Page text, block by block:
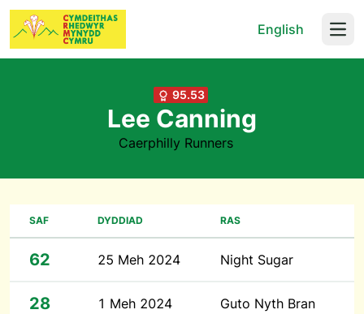
English
95.53
Lee Canning
Caerphilly Runners
SAF DYDDIAD RAS
62 25 Meh 2024 Night Sugar
28 1 Meh 2024 Guto Nyth Bran